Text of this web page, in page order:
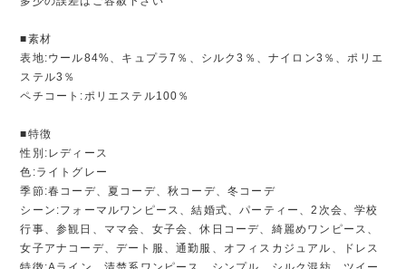
■素材
表地:ウール84%、キュプラ7％、シルク3％、ナイロン3％、ポリエ
ステル3％
ペチコート:ポリエステル100％
■特徴
性別:レディース
色:ライトグレー
季節:春コーデ、夏コーデ、秋コーデ、冬コーデ
シーン:フォーマルワンピース、結婚式、パーティー、2次会、学校
行事、参観日、ママ会、女子会、休日コーデ、綺麗めワンピース、
女子アナコーデ、デート服、通勤服、オフィスカジュアル、ドレス